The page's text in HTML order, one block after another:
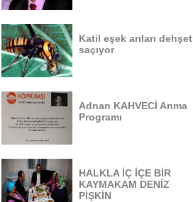
Katil eşek arıları dehşet
saçıyor
Adnan KAHVECİ Anma
Programı
HALKLA İÇ İÇE BİR
KAYMAKAM DENİZ
PİŞKİN